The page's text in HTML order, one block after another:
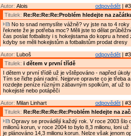
odpovědět |
Autor: Alois
Titulek: Re:Re:Re:Re:Problém hledejte na
No to snad nemyslíte vážně? vy jste na to 4 roky
řeknete že je potřeba moc? Měli jste to dělat
čas poslat fotbalisty i s hokejistama do kopru a hned
kdyby se měli hokejistům a fotbalistům prodat dresy
odpovědět |
Autor: Luboš
Titulek: i dětem v první třídě
I dětem v první třídě už je vštěpováno - napřed
Tím se řiďte páni radní. Nejprve opravte co je třeba
rozdejte peníze různým zábavným spolkům, ať už to
hokejisté nebo potápěči
odpovědět |
Autor: Milan Linhart
Titulek: Re:Re:Re:Re:Re:Problém hledejte na
Opravy se provádějí každý rok. V roce 2003 šlo
milionů korun, v roce 2004 to bylo 8,3 milionu, loni už
je plánováno 14,3 milionu korun. Nelze však jenom